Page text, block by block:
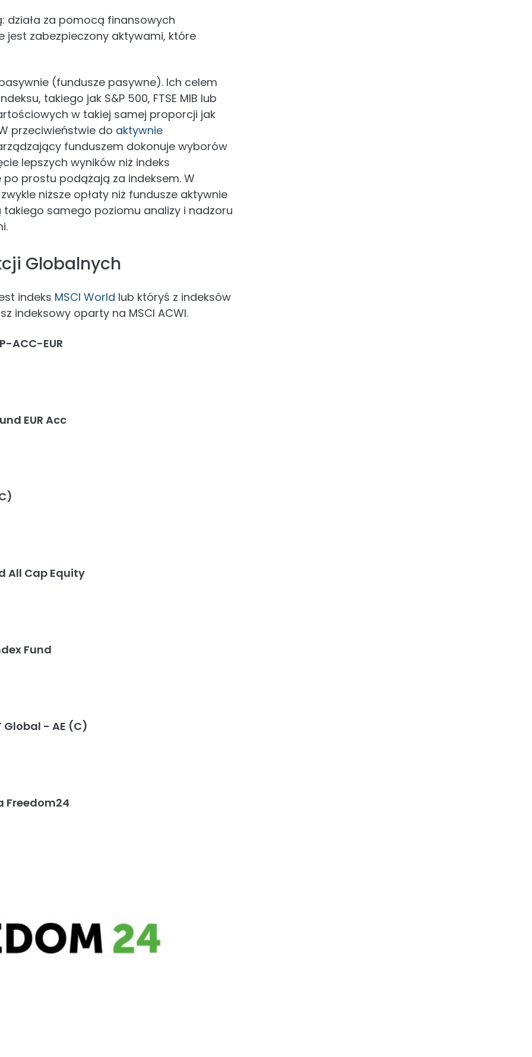
działa za pomocą finansowych
jest zabezpieczony aktywami, które
(fundusze pasywne). Ich celem
takiego jak S&P 500, FTSE MIB lub
w takiej samej proporcji jak
przeciwieństwie do aktywnie
funduszem dokonuje wyborów
lepszych wyników niż indeks
prostu podążają za indeksem. W
niższe opłaty niż fundusze aktywnie
samego poziomu analizy i nadzoru
Globalnych
indeks MSCI World lub któryś z indeksów
indeksowy oparty na MSCI ACWI.
ACC-EUR
EUR Acc
All Cap Equity
Fund
Global - AE (C)
Freedom24